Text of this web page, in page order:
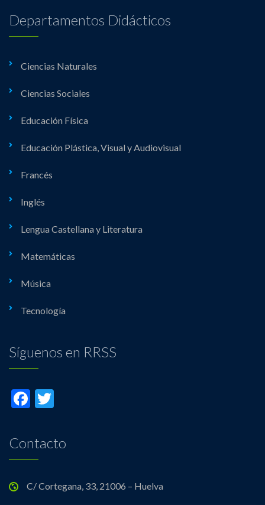
Departamentos Didácticos
Ciencias Naturales
Ciencias Sociales
Educación Física
Educación Plástica, Visual y Audiovisual
Francés
Inglés
Lengua Castellana y Literatura
Matemáticas
Música
Tecnología
Síguenos en RRSS
Facebook
Contacto
C/ Cortegana, 33, 21006 – Huelva